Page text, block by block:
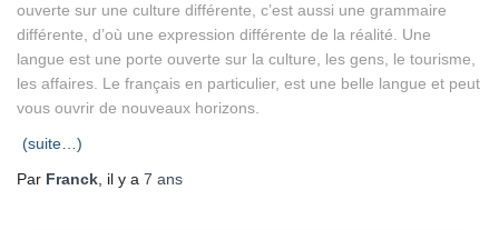
ouverte sur une culture différente, c’est aussi une grammaire
différente, d’où une expression différente de la réalité. Une
langue est une porte ouverte sur la culture, les gens, le tourisme,
les affaires. Le français en particulier, est une belle langue et peut
vous ouvrir de nouveaux horizons.
(suite…)
Par Franck, il y a 7 ans